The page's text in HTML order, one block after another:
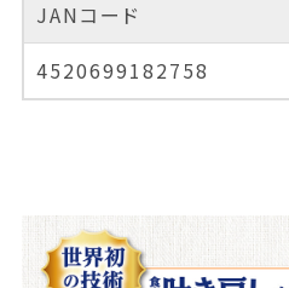
JANコード
4520699182758